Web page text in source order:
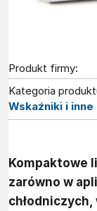
Produkt firmy:
Kategoria
Wskaźniki i
Kompaktowe
zarówno w